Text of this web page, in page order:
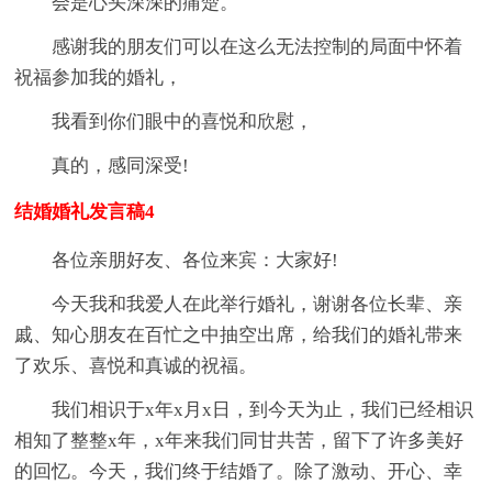
感谢我的朋友们可以在这么无法控制的局面中怀着
祝福参加我的婚礼，
我看到你们眼中的喜悦和欣慰，
真的，感同深受!
结婚婚礼发言稿4
各位亲朋好友、各位来宾：大家好!
今天我和我爱人在此举行婚礼，谢谢各位长辈、亲
戚、知心朋友在百忙之中抽空出席，给我们的婚礼带来
了欢乐、喜悦和真诚的祝福。
我们相识于x年x月x日，到今天为止，我们已经相识
相知了整整x年，x年来我们同甘共苦，留下了许多美好
的回忆。今天，我们终于结婚了。除了激动、开心、幸